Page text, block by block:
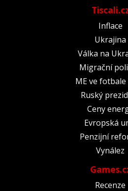
Inflace
Ukrajina
Válka na
Migrační
ME ve fotbale
Ruský
Ceny
Evropská
Penzijní
Vynález
Recenze